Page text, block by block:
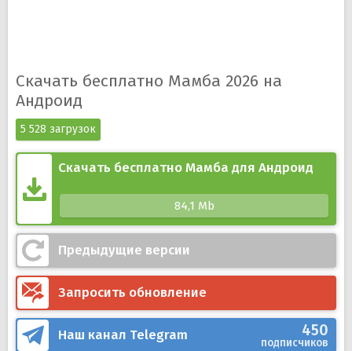
Скачать бесплатно Мамба 2026 на
Андроид
5 528 загрузок
Скачать бесплатно Мамба для Андроид
84,1 Mb
Предыдущие версии
Запросить обновление
Наш канал Telegram 450
подписчиков